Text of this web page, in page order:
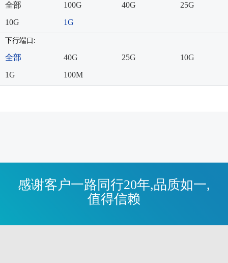
全部 100G 40G
25G
10G
1G
下行端口:
全部 40G 25G
10G
1G
100M
感谢客户一路同行20年,品质如一,
值得信赖